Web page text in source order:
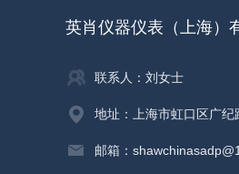
英肖仪器仪表（上海）
联系人：刘女士
地址：上海市虹口区广纪
邮箱：